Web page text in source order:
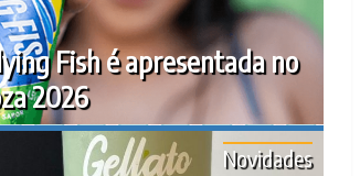
Fish é apresentada no
2026
Novidades